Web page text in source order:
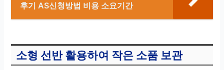
후기 AS신청방법 비용 소요기간
소형 선반 활용하여 작은 소품 보관